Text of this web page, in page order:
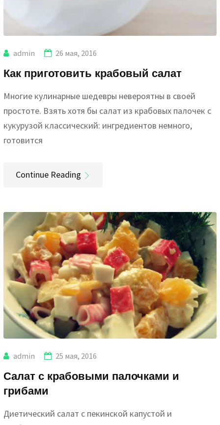
admin 26 мая, 2016
Как приготовить крабовый салат
Многие кулинарные шедевры невероятны в своей
простоте. Взять хотя бы салат из крабовых палочек с
кукурузой классический: ингредиентов немного,
готовится
Continue Reading
admin 25 мая, 2016
Салат с крабовыми палочками и
грибами
Диетический салат с пекинской капустой и